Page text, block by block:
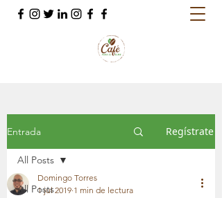
Entrada Regístrate
All Posts
All Posts
Domingo Torres
1 jul 2019 1 min de lectura